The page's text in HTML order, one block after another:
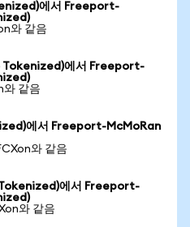
에서 Freeport-
와 같음
Tokenized)에서 Freeport-
와 같음
에서 Freeport-McMoRan
와 같음
에서 Freeport-
와 같음